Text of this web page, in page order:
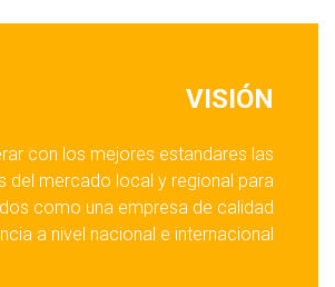
VISIÓN
con los mejores estandares las
del mercado local y regional para
como una empresa de calidad
a nivel nacional e internacional